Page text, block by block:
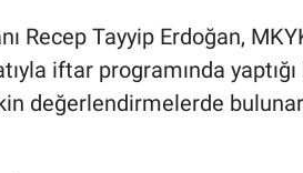
Recep Tayyip Erdoğan,
iftar programında
değerlendirmelerde